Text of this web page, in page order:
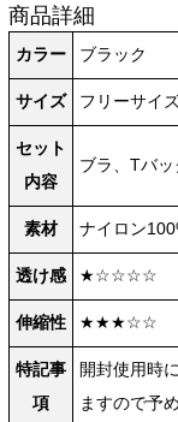
商品詳細
カラー ブラック
サイズ フリーサイ
セット
内容
ブラ、Tバ
素材 ナイロン
透け感 ★☆☆☆☆
伸縮性 ★★★☆☆
特記事
項
開封使用時
ますので予